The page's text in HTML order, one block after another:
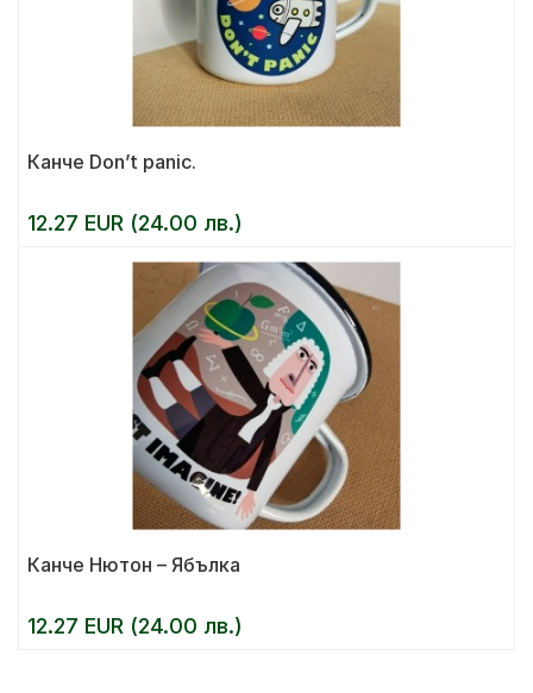
Канче Don’t panic.
12.27 EUR (24.00 лв.)
Канче Нютон – Ябълка
12.27 EUR (24.00 лв.)